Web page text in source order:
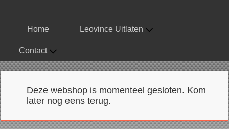
Home Leovince Uitlaten
Contact
Deze webshop is momenteel gesloten. Kom
later nog eens terug.